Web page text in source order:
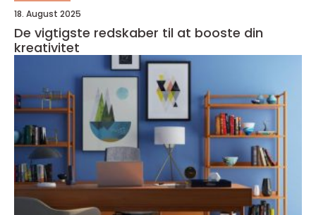
18. August 2025
De vigtigste redskaber til at booste din
kreativitet